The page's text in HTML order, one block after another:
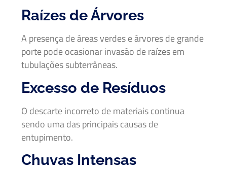
Raízes de Árvores
A presença de áreas verdes e árvores de grande
porte pode ocasionar invasão de raízes em
tubulações subterrâneas.
Excesso de Resíduos
O descarte incorreto de materiais continua
sendo uma das principais causas de
entupimento.
Chuvas Intensas